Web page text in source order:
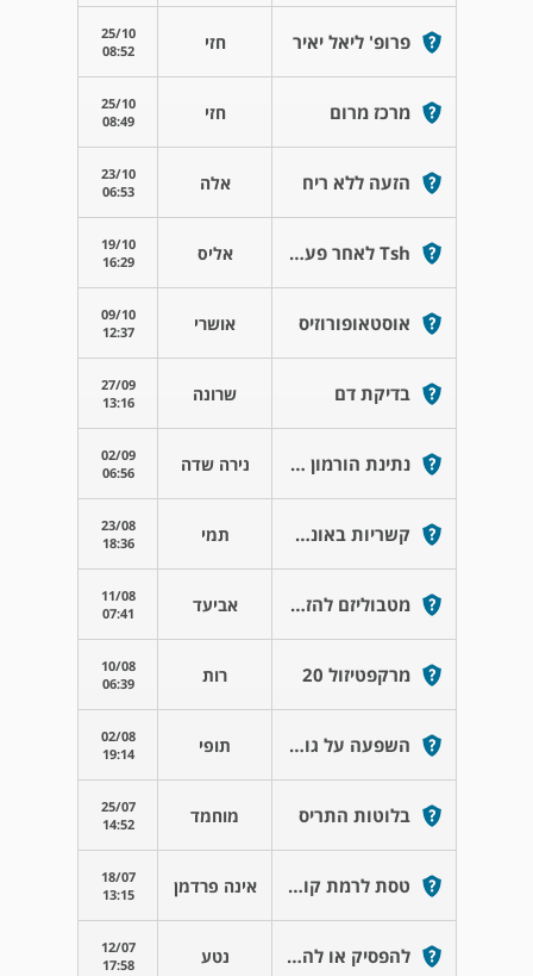
פרופ' ליאל יאיר חזי
25/10
08:52
מרכז מרום חזי
25/10
08:49
הזעה ללא ריח אלה
23/10
06:53
Tsh לאחר פעילות יתר אליס
19/10
16:29
אוסטאופורוזיס אושרי
09/10
12:37
בדיקת דם שרונה
27/09
13:16
נתינת הורמון גדילה נירה שדה
02/09
06:56
קשריות באונה השמאלית תמי
23/08
18:36
מטבוליזם להזנה דרך פג אביעד
11/08
07:41
מרקפטיזול 20 רות
10/08
06:39
השפעה על גודל איבר מין זכרי תופי
02/08
19:14
בלוטות התריס מוחמד
25/07
14:52
טסת לרמת קורטיזול אינה פרדמן
18/07
13:15
להפסיק או להחליף מקסיבון? נטע
12/07
17:58